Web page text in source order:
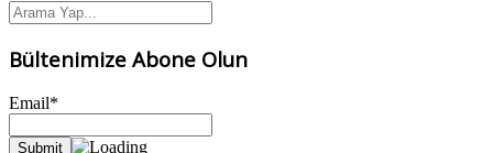
Bültenimize Abone Olun
Email*